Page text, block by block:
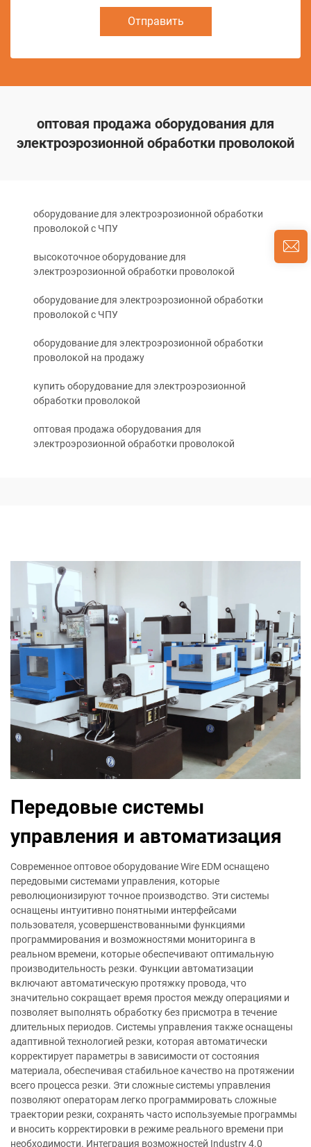
Отправить
оптовая продажа оборудования для
электроэрозионной обработки проволокой
оборудование для электроэрозионной обработки
проволокой с ЧПУ
высокоточное оборудование для
электроэрозионной обработки проволокой
оборудование для электроэрозионной обработки
проволокой с ЧПУ
оборудование для электроэрозионной обработки
проволокой на продажу
купить оборудование для электроэрозионной
обработки проволокой
оптовая продажа оборудования для
электроэрозионной обработки проволокой
Передовые системы
управления и автоматизация
Современное оптовое оборудование Wire EDM оснащено
передовыми системами управления, которые
революционизируют точное производство. Эти системы
оснащены интуитивно понятными интерфейсами
пользователя, усовершенствованными функциями
программирования и возможностями мониторинга в
реальном времени, которые обеспечивают оптимальную
производительность резки. Функции автоматизации
включают автоматическую протяжку провода, что
значительно сокращает время простоя между операциями и
позволяет выполнять обработку без присмотра в течение
длительных периодов. Системы управления также оснащены
адаптивной технологией резки, которая автоматически
корректирует параметры в зависимости от состояния
материала, обеспечивая стабильное качество на протяжении
всего процесса резки. Эти сложные системы управления
позволяют операторам легко программировать сложные
траектории резки, сохранять часто используемые программы
и вносить корректировки в режиме реального времени при
необходимости. Интеграция возможностей Industry 4.0